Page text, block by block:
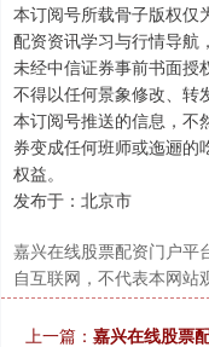
本订阅号所载骨子版权仅
配资资讯学习与行情导航
未经中信证券事前书面授
不得以任何景象修改、转
本订阅号推送的信息，不
券变成任何班师或迤逦的
权益。
发布于：北京市
嘉兴在线股票配资门户平
自互联网，不代表本网站
上一篇： 嘉兴在线股票